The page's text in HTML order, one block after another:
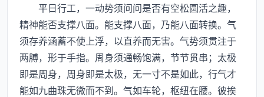
平日行工，一动势须问问是否有空松圆活之趣，
精神能否支撑八面。能支撑八面，乃能八面转换。气
须存养涵蓄不使上浮，以直养而无害。气势须贯注于
两膊，形于手指。周身须通畅饱满，节节贯串；太极
即是周身，周身即是太极，无一寸不是如此，行气才
能如九曲珠无微而不到。气如车轮，枢纽在腰。彼挨